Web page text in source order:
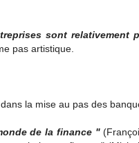
sont relativement
pas artistique.
la mise au pas des
de la finance "